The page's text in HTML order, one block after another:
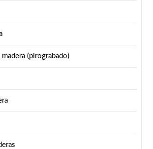
(pirograbado)